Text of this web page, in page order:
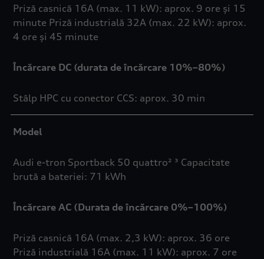
Priză casnică 16A (max. 11 kW): aprox. 9 ore și 15
minute Priză industrială 32A (max. 22 kW): aprox.
4 ore și 45 minute
Încărcare DC (durata de încărcare 10%–80%)
Stâlp HPC cu conector CCS: aprox. 30 min
Model
Audi e-tron Sportback 50 quattro² ³ Capacitate
brută a bateriei: 71 kWh
Încărcare AC (Durata de încărcare 0%–100%)
Priză casnică 16A (max. 2,3 kW): aprox. 36 ore
Priză industrială 16A (max. 11 kW): aprox. 7 ore